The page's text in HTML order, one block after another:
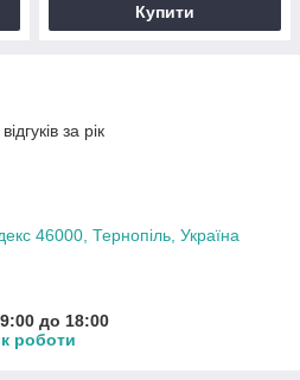
Купити
за рік
46000, Тернопіль, Україна
до 18:00
роботи